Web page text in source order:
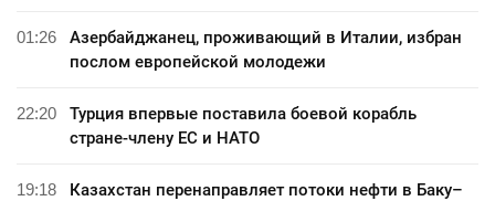
01:26
Азербайджанец, проживающий в Италии, избран
послом европейской молодежи
22:20
Турция впервые поставила боевой корабль
стране-члену ЕС и НАТО
19:18
Казахстан перенаправляет потоки нефти в Баку–